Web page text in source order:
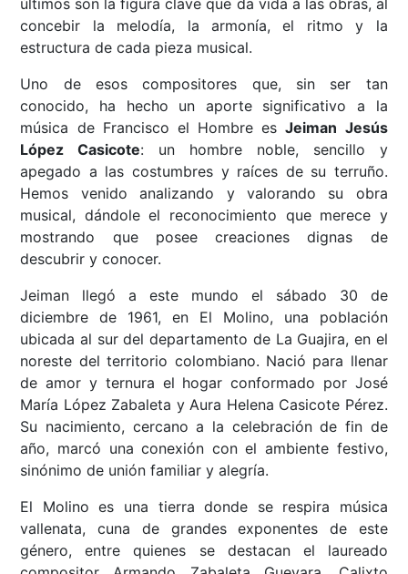
últimos son la figura clave que da vida a las obras, al
concebir la melodía, la armonía, el ritmo y la
estructura de cada pieza musical.
Uno de esos compositores que, sin ser tan
conocido, ha hecho un aporte significativo a la
música de Francisco el Hombre esJeiman Jesús
López Casicote: un hombre noble, sencillo y
apegado a las costumbres y raíces de su terruño.
Hemos venido analizando y valorando su obra
musical, dándole el reconocimiento que merece y
mostrando que posee creaciones dignas de
descubrir y conocer.
Jeiman llegó a este mundo el sábado 30 de
diciembre de 1961, en El Molino, una población
ubicada al sur del departamento de La Guajira, en el
noreste del territorio colombiano. Nació para llenar
de amor y ternura el hogar conformado por José
María López Zabaleta y Aura Helena Casicote Pérez.
Su nacimiento, cercano a la celebración de fin de
año, marcó una conexión con el ambiente festivo,
sinónimo de unión familiar y alegría.
El Molino es una tierra donde se respira música
vallenata, cuna de grandes exponentes de este
género, entre quienes se destacan el laureado